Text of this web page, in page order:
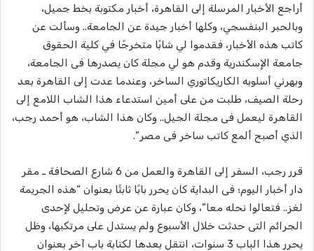
أراجع الأخبار المرسلة إلى القاهرة، أخبار مكتوبة بخط جميل،
وبالحبر البنفسجي، وكلها أخبار جيدة عن الجامعة.. وسألت عن
كاتب هذه الأخبار، فقدموا لي شابًا متخرجًا في كلية الحقوق
جامعة الإسكندرية وقدم هو لي مجلة كان يصدرها فى الجامعة،
وبهرني أسلوبه الكاريكاتوري الساخر، وعندما عدت إلى القاهرة بعد
رحلة الصيف، طلبت من على أمين استدعاء هذا الشاب اللامع إلى
القاهرة ليعمل فى مجلة الجيل.. وكان هذا الشاب، هو أحمد رجب،
الذي أصبح ألمع كاتب ساخر فى مصر”.
قرر رجب، السفر إلى القاهرة والعمل من 6 شارع الصحافة ـ مقر
دار أخبار اليوم؛ فى البداية كان يحرر بابًا ثابتًا بعنوان “هذه الجريمة
لغز.. فتعالوا نحله معا”، وكان عبارة عن عرض وتحليل لإحدى
الجرائم التى حدثت خلال الأسبوع ولم يستدل على مرتكبها، وظل
يحرر هذا الباب 3 سنوات، انتقل بعدها لكتابة باب آخر بعنوان